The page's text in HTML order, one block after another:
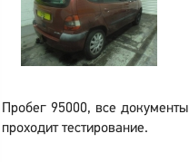
Пробег 95000, все
проходит тестирование.